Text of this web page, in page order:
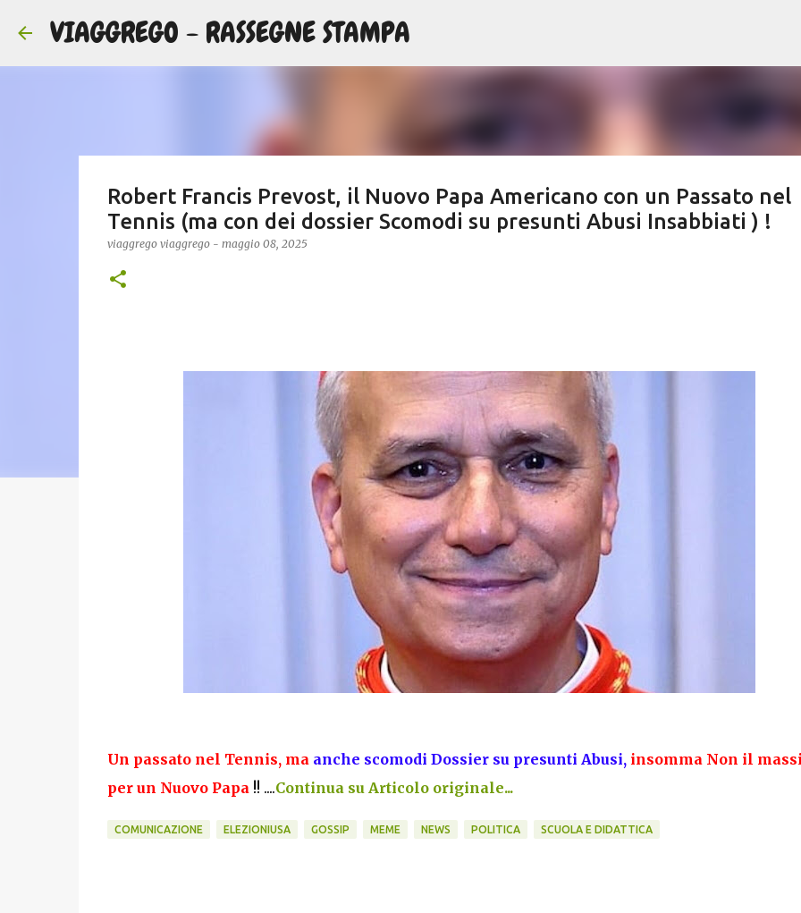
VIAGGREGO - RASSEGNE STAMPA
Robert Francis Prevost, il Nuovo Papa Americano con un Passato nel
Tennis (ma con dei dossier Scomodi su presunti Abusi Insabbiati ) !
viaggrego viaggrego - maggio 08, 2025
Un passato nel Tennis, ma anche scomodi Dossier su presunti Abusi,insomma Non il
per un Nuovo Papa!! ....Continua su Articolo originale...
COMUNICAZIONE ELEZIONIUSA GOSSIP MEME NEWS POLITICA SCUOLA E DIDATTICA